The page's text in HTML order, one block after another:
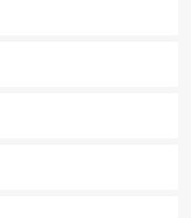
の風情を楽しめる外せないスポット